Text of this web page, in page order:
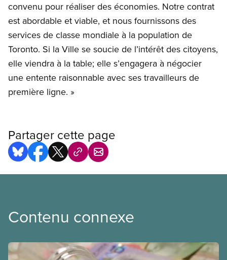
convenu pour réaliser des économies. Notre contrat
est abordable et viable, et nous fournissons des
services de classe mondiale à la population de
Toronto. Si la Ville se soucie de l’intérêt des citoyens,
elle viendra à la table; elle s’engagera à négocier
une entente raisonnable avec ses travailleurs de
première ligne. »
Partager cette page
Contenu connexe